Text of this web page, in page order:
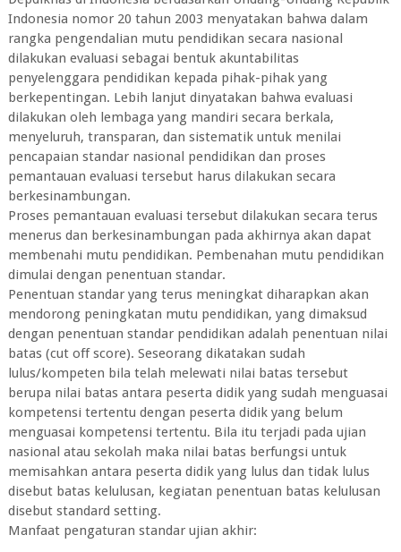
Indonesia nomor 20 tahun 2003 menyatakan bahwa dalam
rangka pengendalian mutu pendidikan secara nasional
dilakukan evaluasi sebagai bentuk akuntabilitas
penyelenggara pendidikan kepada pihak-pihak yang
berkepentingan. Lebih lanjut dinyatakan bahwa evaluasi
dilakukan oleh lembaga yang mandiri secara berkala,
menyeluruh, transparan, dan sistematik untuk menilai
pencapaian standar nasional pendidikan dan proses
pemantauan evaluasi tersebut harus dilakukan secara
berkesinambungan.
Proses pemantauan evaluasi tersebut dilakukan secara terus
menerus dan berkesinambungan pada akhirnya akan dapat
membenahi mutu pendidikan. Pembenahan mutu pendidikan
dimulai dengan penentuan standar.
Penentuan standar yang terus meningkat diharapkan akan
mendorong peningkatan mutu pendidikan, yang dimaksud
dengan penentuan standar pendidikan adalah penentuan nilai
batas (cut off score). Seseorang dikatakan sudah
lulus/kompeten bila telah melewati nilai batas tersebut
berupa nilai batas antara peserta didik yang sudah menguasai
kompetensi tertentu dengan peserta didik yang belum
menguasai kompetensi tertentu. Bila itu terjadi pada ujian
nasional atau sekolah maka nilai batas berfungsi untuk
memisahkan antara peserta didik yang lulus dan tidak lulus
disebut batas kelulusan, kegiatan penentuan batas kelulusan
disebut standard setting.
Manfaat pengaturan standar ujian akhir: